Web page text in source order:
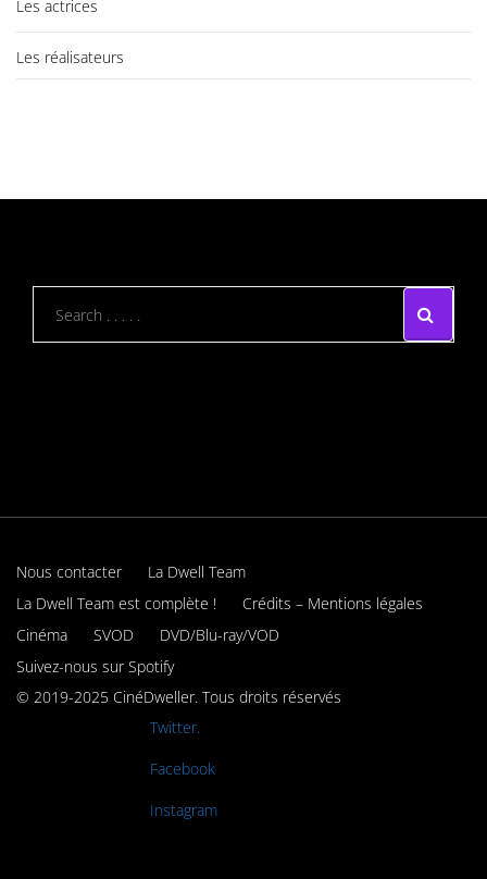
Les actrices
Les réalisateurs
Nous contacter
La Dwell Team
La Dwell Team est complète !
Crédits – Mentions légales
Cinéma
SVOD
DVD/Blu-ray/VOD
Suivez-nous sur Spotify
© 2019-2025 CinéDweller. Tous droits réservés
Twitter.
Facebook
Instagram